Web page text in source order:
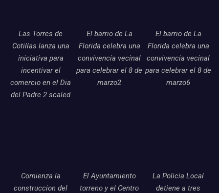
Las Torres de
Cotillas lanza una
iniciativa para
incentivar el
comercio en el Dia
del Padre 2 scaled
El barrio de La
Florida celebra una
convivencia vecinal
para celebrar el 8 de
marzo2
El barrio de La
Florida celebra una
convivencia vecinal
para celebrar el 8 de
marzo6
Comienza la
construccion del
El Ayuntamiento
torreno y el Centro
La Policia Local
detiene a tres